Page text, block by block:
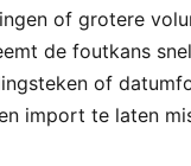
of grotere
de foutkans
of
import te laten